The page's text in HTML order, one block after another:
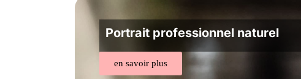
Portrait professionnel naturel
en savoir plus